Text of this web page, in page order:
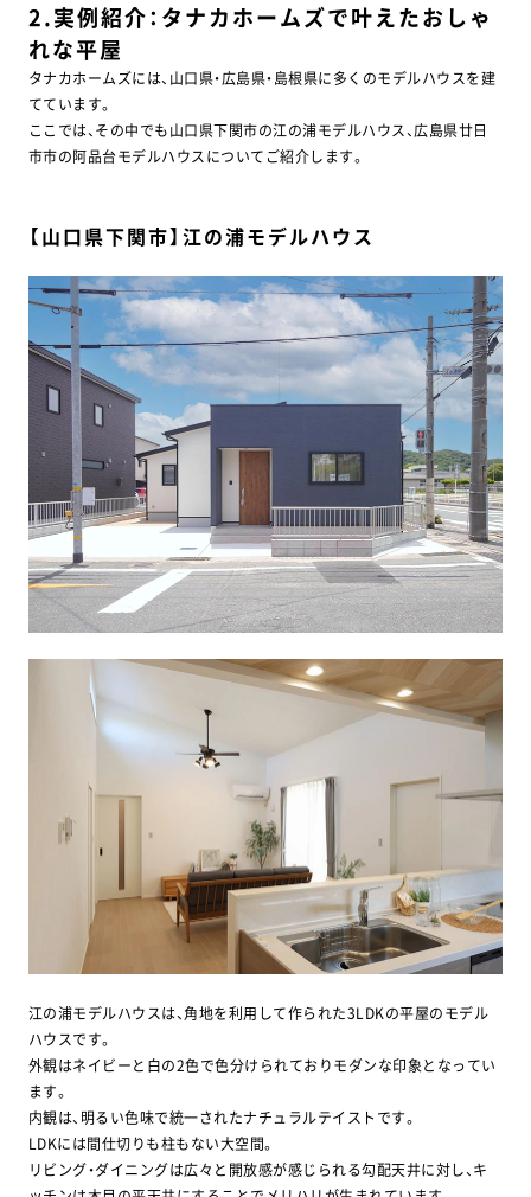
2.実例紹介：タナカホームズで叶えたおしゃ
れな平屋
タナカホームズには、山口県・広島県・島根県に多くのモデルハウスを建
てています。
ここでは、その中でも山口県下関市の江の浦モデルハウス、広島県廿日
市市の阿品台モデルハウスについてご紹介します。
【山口県下関市】江の浦モデルハウス
江の浦モデルハウスは、角地を利用して作られた3LDKの平屋のモデル
ハウスです。
外観はネイビーと白の2色で色分けられておりモダンな印象となってい
ます。
内観は、明るい色味で統一されたナチュラルテイストです。
LDKには間仕切りも柱もない大空間。
リビング・ダイニングは広々と開放感が感じられる勾配天井に対し、キ